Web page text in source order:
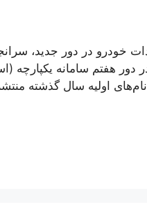
خودرو در دور جدید،
اولیه سال گذشته